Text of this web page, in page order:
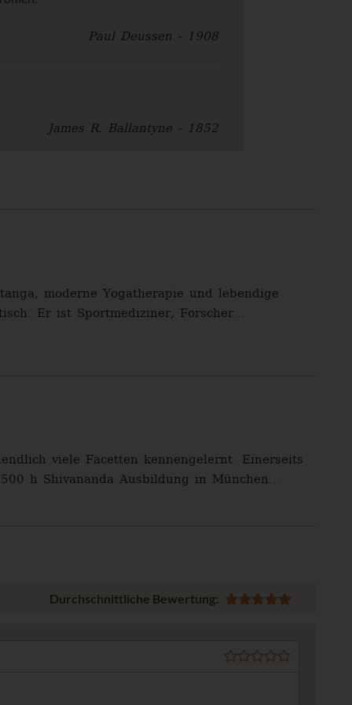
Paul Deussen - 1908
James R. Ballantyne - 1852
moderne Yogatherapie und lebendige
Er ist Sportmediziner, Forscher...
viele Facetten kennengelernt. Einerseits
h Shivananda Ausbildung in München...
Durchschnittliche Bewertung: